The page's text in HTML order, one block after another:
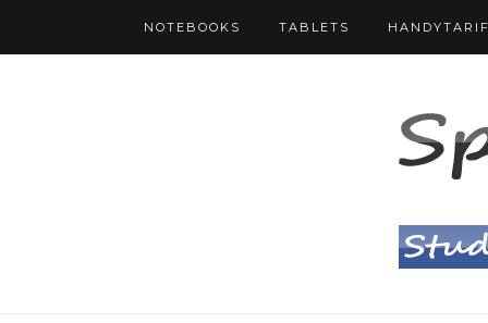
NOTEBOOKS TABLETS